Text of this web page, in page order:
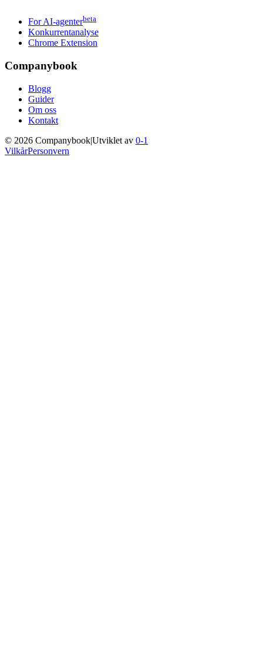
For AI-agenterbeta
Konkurrentanalyse
Chrome Extension
Companybook
Blogg
Guider
Om oss
Kontakt
© 2026 Companybook|Utviklet av 0-1
VilkårPersonvern